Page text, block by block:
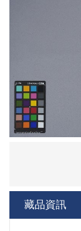
藏品資訊